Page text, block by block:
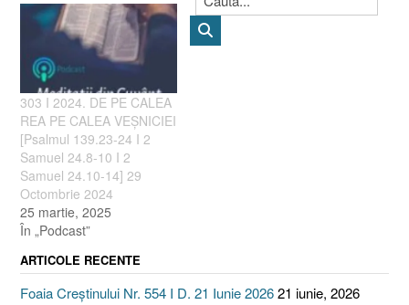
303 I 2024. DE PE CALEA
REA PE CALEA VEȘNICIEI
[Psalmul 139.23-24 I 2
Samuel 24.8-10 I 2
Samuel 24.10-14] 29
Octombrie 2024
25 martie, 2025
În „Podcast”
ARTICOLE RECENTE
Foaia Creștinului Nr. 554 I D. 21 Iunie 202621 iunie, 2026